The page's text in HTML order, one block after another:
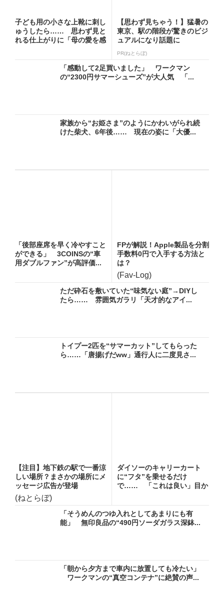
子ども用の小さな上靴に刺し
ゅうしたら…… 思わず見と
れる仕上がりに「母の愛を感
【思わず見ちゃう！】猛暑の
東京、駅の階段が驚きのビジ
ュアルになり話題に
PR(ねとらぼ)
「感動して2足買いました」 ワークマン
の“2300円サマーシューズ”が大人気 「...
家族から“お姫さま”のようにかわいがられ続
けた柴犬、6年後…… 現在の姿に「大優...
「後部座席を早く冷やすこと
ができる」 3COINSの“車
用ダブルファン”が高評価...
FPが解説！Apple製品を分割
手数料0円で入手する方法と
は？
(Fav-Log)
ただ砕石を敷いていた“味気ない庭”→DIYし
たら…… 雰囲気ガラリ「天才的なアイ...
トイプー2匹を“サマーカット”してもらった
ら……「唐揚げだww」通行人に二度見さ...
【注目】地下鉄の駅で一番涼
しい場所？まさかの場所にメ
ッセージ広告が登場
(ねとらぼ)
ダイソーのキャリーカート
に“フタ”を乗せるだけ
で…… 「これは良い」目か
「そうめんのつゆ入れとしてあまりにも有
能」 無印良品の“490円ソーダガラス深鉢...
「朝から夕方まで車内に放置しても冷たい」
ワークマンの“真空コンテナ”に絶賛の声...